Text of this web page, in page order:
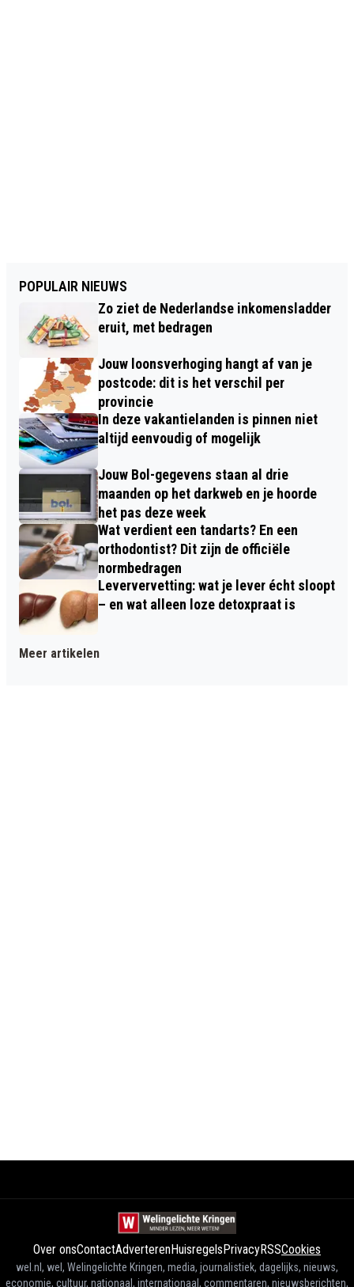
POPULAIR NIEUWS
Zo ziet de Nederlandse inkomensladder
eruit, met bedragen
Jouw loonsverhoging hangt af van je
postcode: dit is het verschil per
provincie
In deze vakantielanden is pinnen niet
altijd eenvoudig of mogelijk
Jouw Bol-gegevens staan al drie
maanden op het darkweb en je hoorde
het pas deze week
Wat verdient een tandarts? En een
orthodontist? Dit zijn de officiële
normbedragen
Leververvetting: wat je lever écht sloopt
– en wat alleen loze detoxpraat is
Meer artikelen
Over onsContactAdverterenHuisregelsPrivacyRSSCookies
wel.nl, wel, Welingelichte Kringen, media, journalistiek, dagelijks, nieuws,
economie, cultuur, nationaal, internationaal, commentaren, nieuwsberichten,